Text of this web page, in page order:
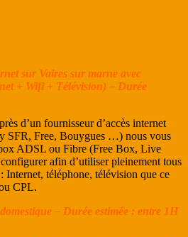
sur Vaires sur marne avec
+ Wifi + Télévision) – Durée
d’un fournisseur d’accès internet
SFR, Free, Bouygues …) nous vous
ADSL ou Fibre (Free Box, Live
afin d’utiliser pleinement tous
Internet, téléphone, télévision que ce
CPL.
– Durée estimée : entre 1H